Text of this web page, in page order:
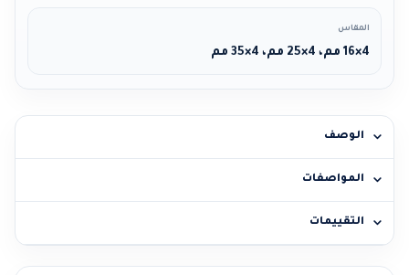
المقاس
4×16 مم، 4×25 مم، 4×35 مم
الوصف
المواصفات
التقييمات